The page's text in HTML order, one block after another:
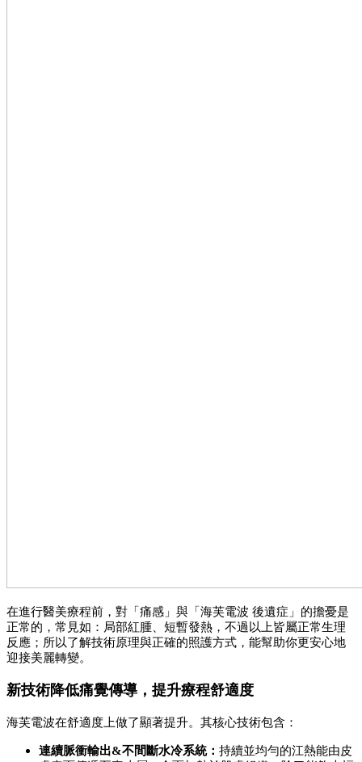
在進行醫美療程前，對「痛感」與「海芙電波 後遺症」的擔憂是
正常的，常見如：局部紅腫、短暫發熱，不過以上皆屬正常生理
反應；所以了解技術原理與正確的照護方式，能幫助你更安心地
迎接美麗轉變。
新技術降低痛覺傳導，提升療程舒適度
海芙電波在舒適度上做了顯著提升。其核心技術包含：
連續脈衝輸出&不間斷水冷系統： 持續並均勻的江熱能由皮